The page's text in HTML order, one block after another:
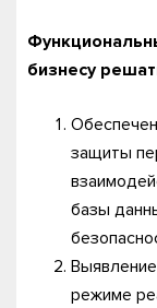
бизнесу
защиты
базы
режиме